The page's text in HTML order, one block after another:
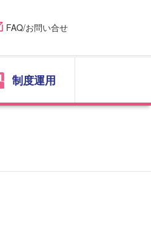
制度運用
FAQ/お問い合せ